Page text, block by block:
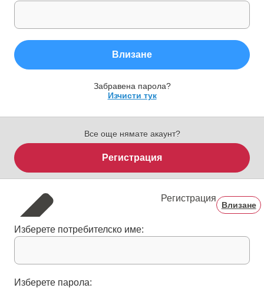
Влизане
Забравена парола?
Изчисти тук
Все още нямате акаунт?
Регистрация
Регистрация
Влизане
Изберете потребителско име:
Изберете парола: